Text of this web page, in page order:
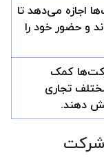
اجازه می‌دهد تا
و حضور خود را
کمک
تجاری
دهند.
شرکت